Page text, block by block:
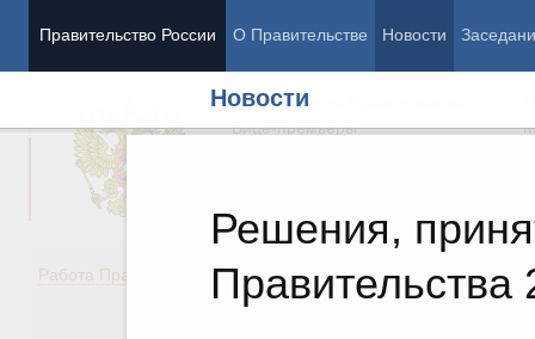
Правительство России О Правительстве Новости
Новости
Решения,
Правительства
Председатель Правительства
Вице-премьеры
Работа Правительства
Демография
Здоровье